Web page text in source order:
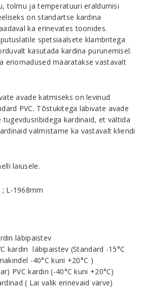
tolmu ja temperatuuri eraldumisi
on standartse kardina
ka erinevates toonides.
spetsiaalsete klambritega
kasutada kardina purunemisel.
eriomadused määratakse vastavalt
avade katmiseks on levinud
PVC. Tõstukitega läbivate avade
kardinaid, et vältida
valmistame ka vastavalt kliendi
laiusele.
L-1968mm
läbipaistev
kardin läbipaistev (Standard -15°C
-40°C kuni +20°C )
PVC kardin (-40°C kuni +20°C)
( Lai valik erinevaid värve)